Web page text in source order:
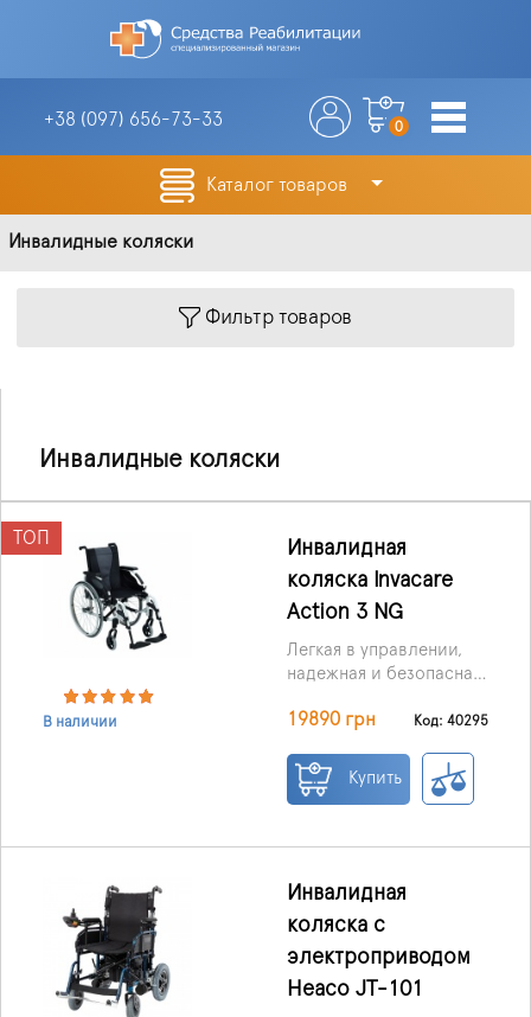
+38 (097) 656-73-33 0
Каталог товаров
Инвалидные коляски
Фильтр товаров
Инвалидные коляски
ТОП
В наличии
Инвалидная
коляска Invacare
Action 3 NG
Легкая в управлении,
надежная и безопасна
Инвалидная коляска
коляски изготовлена из
алюминиевого сплава.
коляски является
глубины сидения от 40
до 45 см.
19890 грн Код: 40295
Купить
Инвалидная
коляска с
электроприводом
Heaco JT-101